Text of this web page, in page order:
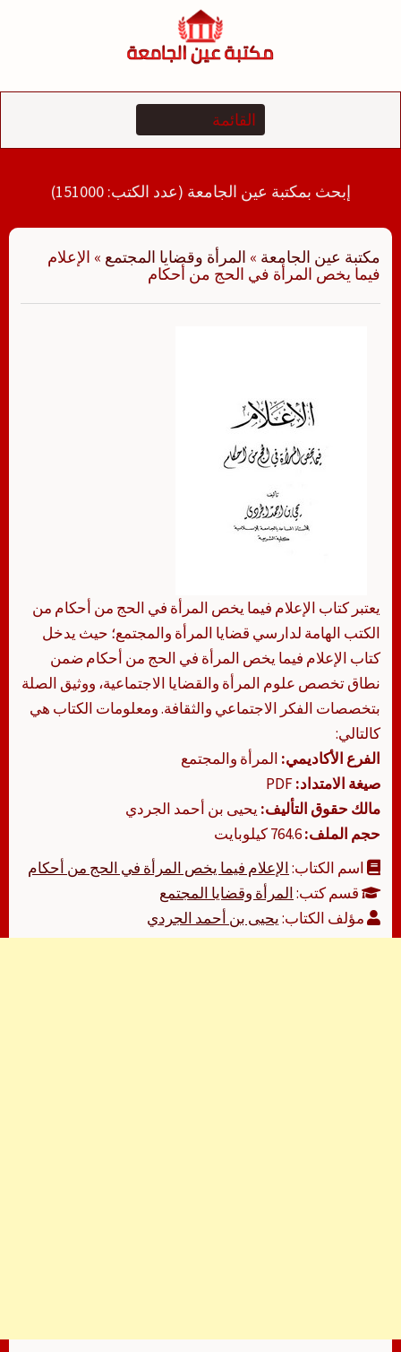
إبحث بمكتبة عين الجامعة (عدد الكتب: 151000)
مكتبة عين الجامعة » المرأة وقضايا المجتمع » الإعلام
فيما يخص المرأة في الحج من أحكام
يعتبر كتاب الإعلام فيما يخص المرأة في الحج من أحكام من
الكتب الهامة لدارسي قضايا المرأة والمجتمع؛ حيث يدخل
كتاب الإعلام فيما يخص المرأة في الحج من أحكام ضمن
نطاق تخصص علوم المرأة والقضايا الاجتماعية، ووثيق الصلة
بتخصصات الفكر الاجتماعي والثقافة. ومعلومات الكتاب هي
كالتالي:
الفرع الأكاديمي: المرأة والمجتمع
صيغة الامتداد:
مالك حقوق التأليف: يحيى بن أحمد الجردي
حجم الملف:
اسم الكتاب:الإعلام فيما يخص المرأة في الحج من أحكام
قسم كتب:المرأة وقضايا المجتمع
مؤلف الكتاب:يحيى بن أحمد الجردي